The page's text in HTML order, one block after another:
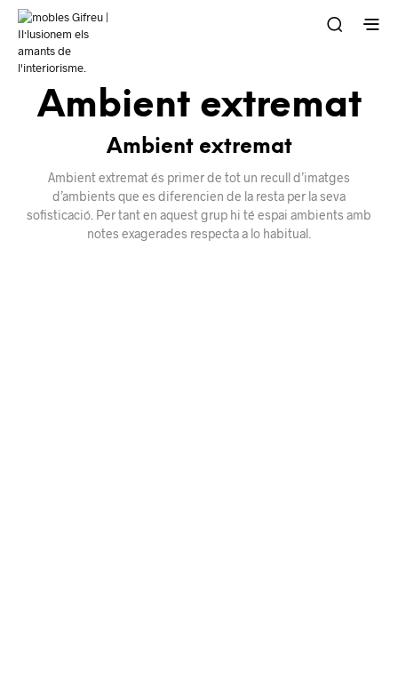
Ambient extremat
Ambient extremat
Ambient extremat és primer de tot un recull d’imatges
d’ambients que es diferencien de la resta per la seva
sofisticació. Per tant en aquest grup hi té espai ambients amb
notes exagerades respecta a lo habitual.